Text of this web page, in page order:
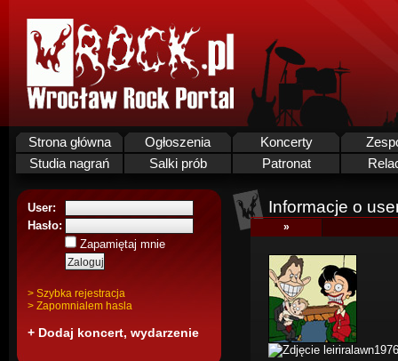
Strona główna Ogłoszenia Koncerty
Studia nagrań
Salki prób Patronat
User:
Hasło:
Zapamiętaj mnie
> Szybka rejestracja
> Zapomnialem hasla
+ Dodaj koncert, wydarzenie
Informacje o
»